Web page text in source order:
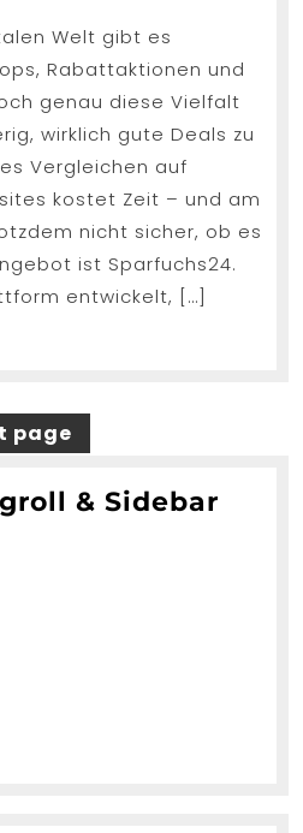
helfen,
die
besten
Online-
Angebote
zu
finden
Welt gibt es
Rabattaktionen und
genau diese Vielfalt
wirklich gute Deals zu
Vergleichen auf
kostet Zeit – und am
nicht sicher, ob es
ist Sparfuchs24.
entwickelt, […]
page
& Sidebar